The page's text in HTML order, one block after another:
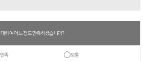
하여 어느 정도 만족하셨습니까?
만족
보통